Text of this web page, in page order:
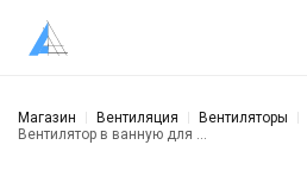
Магазин Вентиляция Вентиляторы
Вентилятор в ванную для воздуховода 100 мм